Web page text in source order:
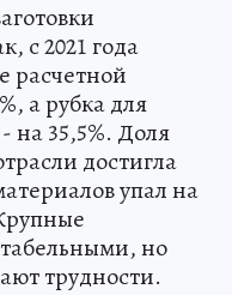
с 2021 года
расчетной
а рубка для
на 35,5%. Доля
достигла
упал на
но
трудности.